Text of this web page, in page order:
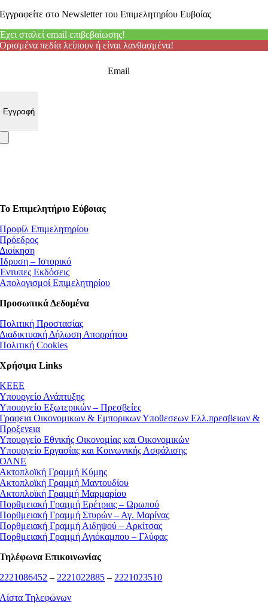
Εγγραφείτε στο Newsletter του Επιμελητηρίου Ευβοίας
Έχει σταλεί email επιβεβαίωσης!
Ορισμένα πεδία λείπουν ή είναι λανθασμένα!
Email
Το Επιμελητήριο Εύβοιας
Προφίλ Επιμελητηρίου
Πρόεδρος
Διοίκηση
Ίδρυση – Ιστορικό
Έντυπες Εκδόσεις
Απολογισμοί Επιμελητηρίου
Προσωπικά Δεδομένα
Πολιτική Προστασίας
Διαδικτυακή Δήλωση Απορρήτου
Πολιτική Cookies
Χρήσιμα Links
ΚEEE
Υπουργείο Ανάπτυξης
Υπουργείο Εξωτερικών – Πρεσβείες
Γραφεια Οικονομικων & Εμπορικων Υποθεσεων Ελλ.πρεσβειων &
Προξενεια
Υπουργείο Εθνικής Οικονομίας και Οικονομικών
Υπουργείο Εργασίας και Κοινωνικής Ασφάλισης
ΟΛΝΕ
Ακτοπλοϊκή Γραμμή Κύμης
Ακτοπλοϊκή Γραμμή Μαντουδίου
Ακτοπλοϊκή Γραμμή Μαρμαρίου
Πορθμειακή Γραμμή Ερέτριας – Ωρωπού
Πορθμειακή Γραμμή Στυρών – Αγ. Μαρίνας
Πορθμειακή Γραμμή Αιδηψού – Αρκίτσας
Πορθμειακή Γραμμή Αγιόκαμπου – Γλύφας
Τηλέφωνα Επικοινωνίας
2221086452 – 2221022885 – 2221023510
Λίστα Τηλεφώνων